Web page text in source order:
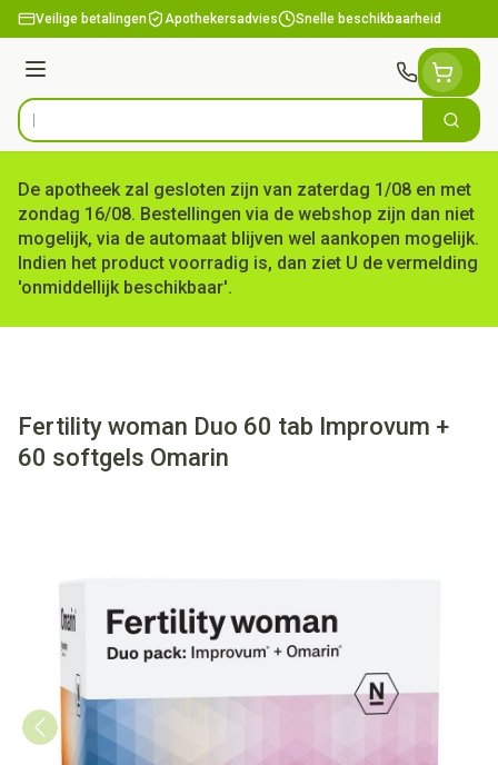
Ga naar de inhoud
Veilige betalingen Apothekersadvies Snelle beschikbaarheid
Menu
Product, merk, categorie... Zoek
De apotheek zal gesloten zijn van zaterdag 1/08 en met
zondag 16/08. Bestellingen via de webshop zijn dan niet
mogelijk, via de automaat blijven wel aankopen mogelijk.
Indien het product voorradig is, dan ziet U de vermelding
'onmiddellijk beschikbaar'.
Fertility woman Duo 60 tab Improvum +
60 softgels Omarin